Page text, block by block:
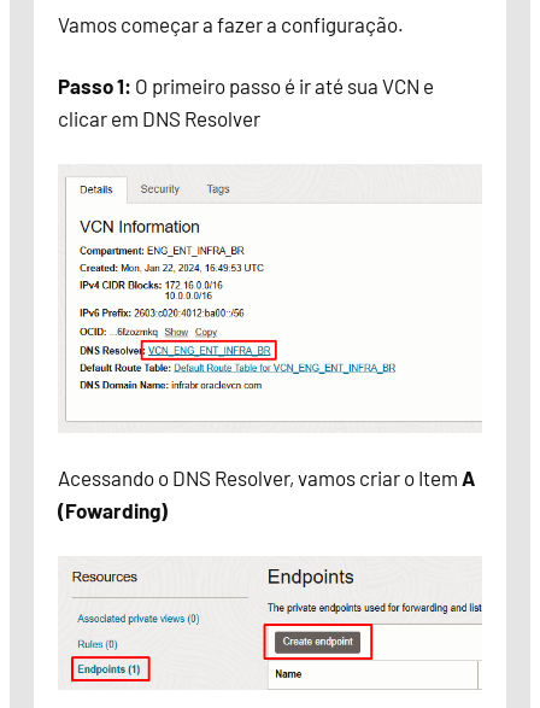
Vamos começar a fazer a configuração.
Passo 1: O primeiro passo é ir até sua VCN e
clicar em DNS Resolver
Acessando o DNS Resolver, vamos criar o Item A
(Fowarding)